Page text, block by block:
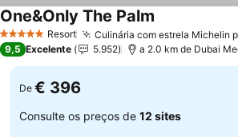
5 Estrelas Resort Culinária com estrela Michelin
One&Only The Palm
9,5 Excelente 5.952 a 2.0 km de Dubai
De € 396
Consulte os preços de 12 sites